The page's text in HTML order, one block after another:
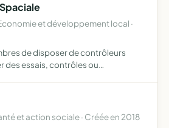
et développement local ·
de disposer de contrôleurs
des essais, contrôles ou
et action sociale · Créée en 2018